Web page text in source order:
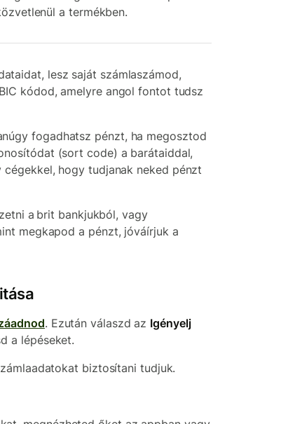
a termékben.
lesz saját számlaszámod,
kódod, amelyre angol fontot tudsz
fogadhatsz pénzt, ha megosztod
(sort code) a barátaiddal,
hogy tudjanak neked pénzt
a brit bankjukból, vagy
megkapod a pénzt, jóváírjuk a
. Ezután válaszd az Igényelj
a lépéseket.
biztosítani tudjuk.